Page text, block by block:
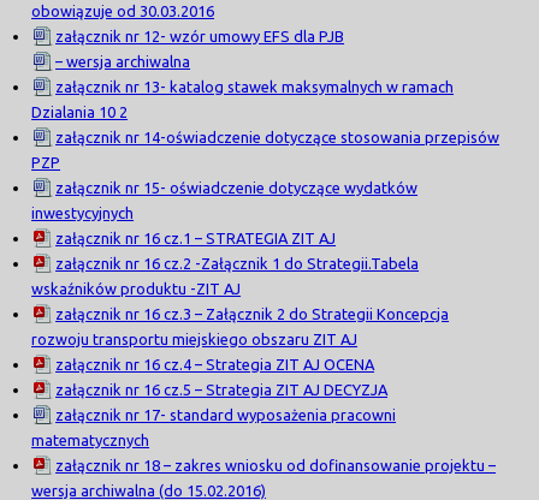
obowiązuje od 30.03.2016
załącznik nr 12- wzór umowy EFS dla PJB
– wersja archiwalna
załącznik nr 13- katalog stawek maksymalnych w ramach
Dzialania 10 2
załącznik nr 14-oświadczenie dotyczące stosowania przepisów
PZP
załącznik nr 15- oświadczenie dotyczące wydatków
inwestycyjnych
załącznik nr 16 cz.1 – STRATEGIA ZIT AJ
załącznik nr 16 cz.2 -Załącznik 1 do Strategii.Tabela
wskaźników produktu -ZIT AJ
załącznik nr 16 cz.3 – Załącznik 2 do Strategii Koncepcja
rozwoju transportu miejskiego obszaru ZIT AJ
załącznik nr 16 cz.4 – Strategia ZIT AJ OCENA
załącznik nr 16 cz.5 – Strategia ZIT AJ DECYZJA
załącznik nr 17- standard wyposażenia pracowni
matematycznych
załącznik nr 18 – zakres wniosku od dofinansowanie projektu –
wersja archiwalna (do 15.02.2016)